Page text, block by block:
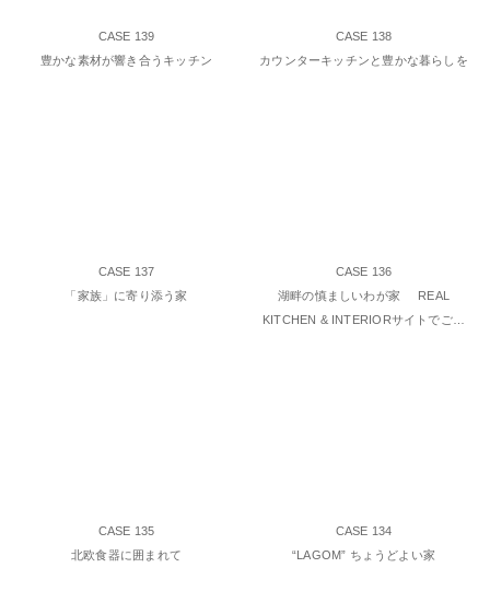
CASE 139
豊かな素材が響き合うキッチン
CASE 138
カウンターキッチンと豊かな暮らしを
CASE 137
「家族」に寄り添う家
CASE 136
湖畔の慎ましいわが家 REAL
KITCHEN & INTERIORサイトでご…
CASE 135
北欧食器に囲まれて
CASE 134
“LAGOM” ちょうどよい家